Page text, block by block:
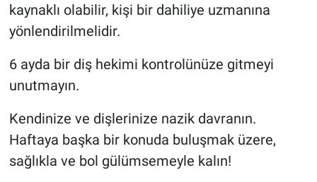
kaynaklı olabilir, kişi bir dahiliye uzmanına
yönlendirilmelidir.
6 ayda bir diş hekimi kontrolünüze gitmeyi
unutmayın.
Kendinize ve dişlerinize nazik davranın.
Haftaya başka bir konuda buluşmak üzere,
sağlıkla ve bol gülümsemeyle kalın!